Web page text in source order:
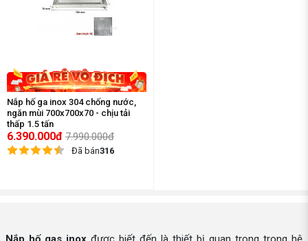
Nắp hố ga inox 304 chống nước,
ngăn mùi 700x700x70 - chịu tải
thấp 1.5 tấn
6.390.000đ 7.990.000đ
Đã bán316